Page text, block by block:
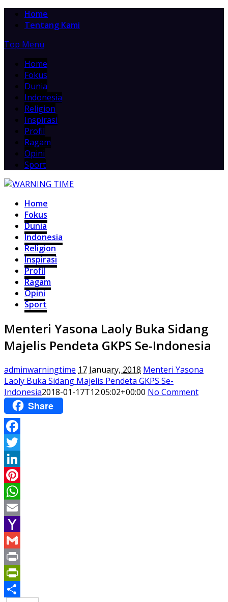
Home
Tentang Kami
Top Menu
Home
Fokus
Dunia
Indonesia
Religion
Inspirasi
Profil
Ragam
Opini
Sport
Home
Fokus
Dunia
Indonesia
Religion
Inspirasi
Profil
Ragam
Opini
Sport
Menteri Yasona Laoly Buka Sidang
Majelis Pendeta GKPS Se-Indonesia
adminwarningtime 17 January, 2018 Menteri Yasona
Laoly Buka Sidang Majelis Pendeta GKPS Se-
Indonesia2018-01-17T12:05:02+00:00 No Comment
Share
Facebook
Twitter
LinkedIn
Pinterest
WhatsApp
Email
Yahoo
Mail
Gmail
Print
PrintFriendly